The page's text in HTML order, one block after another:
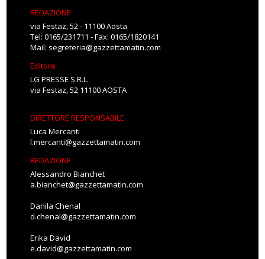
REDAZIONE
via Festaz, 52 - 11100 Aosta
Tel: 0165/231711 - Fax: 0165/1820141
Mail: segreteria@gazzettamatin.com
Editore
LG PRESSE S.R.L.
via Festaz, 52 11100 AOSTA
DIRETTORE RESPONSABILE
Luca Mercanti
l.mercanti@gazzettamatin.com
REDAZIONE
Alessandro Bianchet
a.bianchet@gazzettamatin.com
Danila Chenal
d.chenal@gazzettamatin.com
Erika David
e.david@gazzettamatin.com